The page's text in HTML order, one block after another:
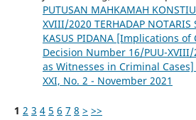
PUTUSAN MAHKAMAH
XVIII/2020 TERHADAP NOTARIS
KASUS PIDANA [Implications
Decision Number 16/PUU-
as Witnesses in Criminal Cases]
XXI, No. 2 - November 2021
1 2 3 4 5 6 7 8 > >>